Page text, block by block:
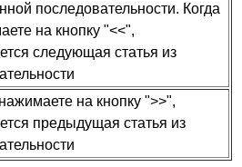
последовательности. Когда
на кнопку "<<",
следующая статья из
на кнопку ">>",
предыдущая статья из